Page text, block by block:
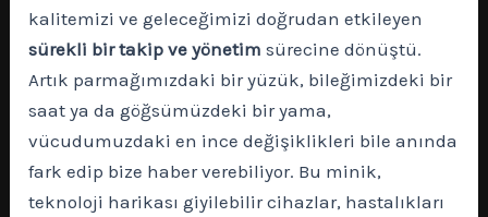
kalitemizi ve geleceğimizi doğrudan etkileyen
sürekli bir takip ve yönetim sürecine dönüştü.
Artık parmağımızdaki bir yüzük, bileğimizdeki bir
saat ya da göğsümüzdeki bir yama,
vücudumuzdaki en ince değişiklikleri bile anında
fark edip bize haber verebiliyor. Bu minik,
teknoloji harikası giyilebilir cihazlar, hastalıkları